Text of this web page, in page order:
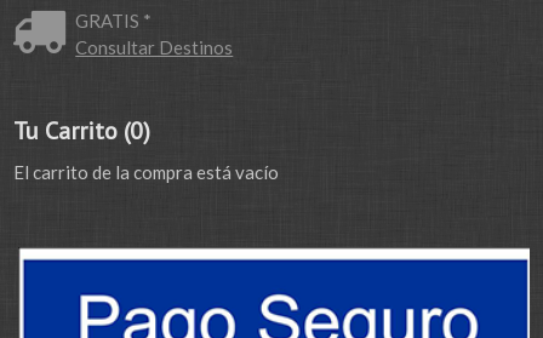
GRATIS *
Consultar Destinos
Tu Carrito (0)
El carrito de la compra está vacío